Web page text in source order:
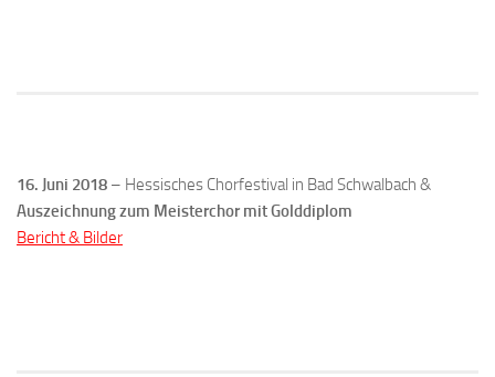
16. Juni 2018 – Hessisches Chorfestival in Bad Schwalbach &
Auszeichnung zum Meisterchor mit Golddiplom
Bericht & Bilder